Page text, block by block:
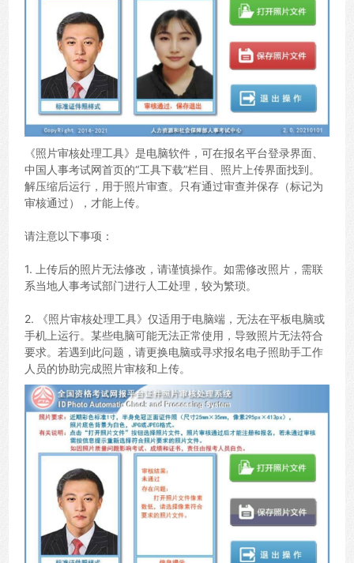
《照片审核处理工具》是电脑软件，可在报名平台登录界面、
中国人事考试网首页的“工具下载”栏目、照片上传界面找到。
解压缩后运行，用于照片审查。只有通过审查并保存（标记为
审核通过），才能上传。
请注意以下事项：
1. 上传后的照片无法修改，请谨慎操作。如需修改照片，需联
系当地人事考试部门进行人工处理，较为繁琐。
2. 《照片审核处理工具》仅适用于电脑端，无法在平板电脑或
手机上运行。某些电脑可能无法正常使用，导致照片无法符合
要求。若遇到此问题，请更换电脑或寻求报名电子照助手工作
人员的协助完成照片审核和上传。